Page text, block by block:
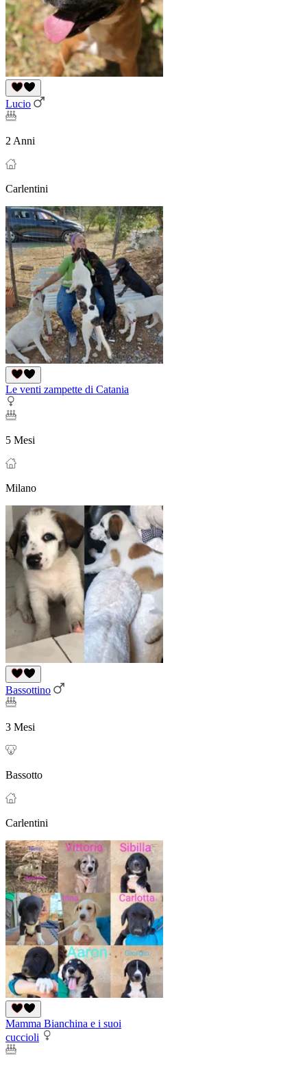
Lucio
2 Anni
Carlentini
Le venti zampette di Catania
5 Mesi
Milano
Bassottino
3 Mesi
Bassotto
Carlentini
Mamma Bianchina e i suoi
cuccioli